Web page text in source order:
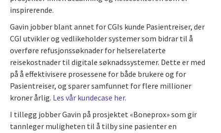
inspirerende.
Gavin jobber blant annet for CGIs kunde Pasientreiser, der
CGI utvikler og vedlikeholder systemer som bidrar til å
overføre refusjonssøknader for helserelaterte
reisekostnader til digitale søknadssystemer. Dette er med
på å effektivisere prosessene for både brukere og for
Pasientreiser, og sparer samfunnet for flere millioner
kroner årlig. Les vår kundecase her.
I tillegg jobber Gavin på prosjektet «Boneprox» som gir
tannleger muligheten til å tilby sine pasienter en